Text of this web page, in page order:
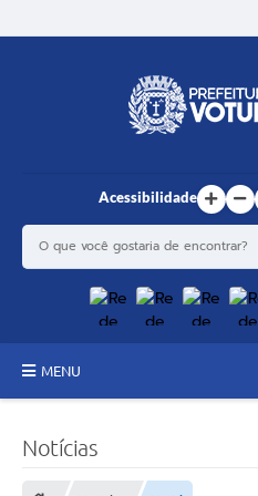
Acessibilidade
MENU
Notícias